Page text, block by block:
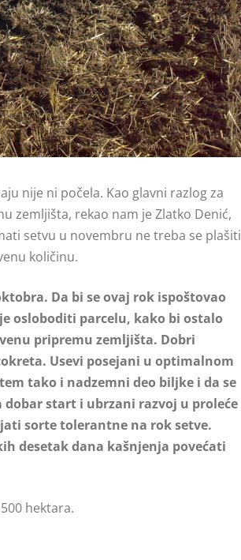
nije ni počela. Kao glavni razlog za
zemljišta, rekao nam je Zlatko Denić,
setvu u novembru ne treba se plašiti
količinu.
Da bi se ovaj rok ispoštovao
osloboditi parcelu, kako bi ostalo
pripremu zemljišta. Dobri
Usevi posejani u optimalnom
tako i nadzemni deo biljke i da se
start i ubrzani razvoj u proleće
sorte tolerantne na rok setve.
desetak dana kašnjenja povećati
hektara.